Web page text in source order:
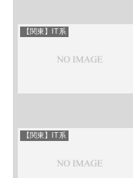
【関東】IT系
【関東】IT系